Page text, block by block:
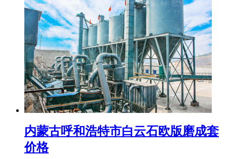
内蒙古呼和浩特市白云石欧版磨成套
价格